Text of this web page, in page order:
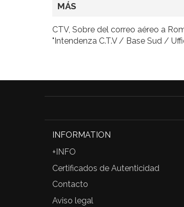
MÁS
CTV, Sobre del correo aéreo a
"Intendenza C.T.V / Base Sud /
INFORMATION
+INFO
Certificados de Autenticidad
Contacto
Aviso legal